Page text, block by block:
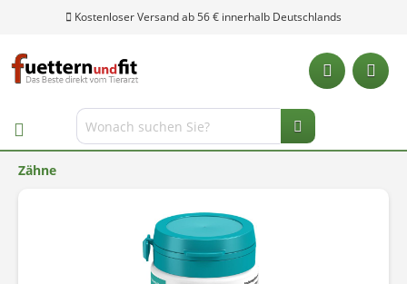
Kostenloser Versand ab 56 € innerhalb Deutschlands
Zähne